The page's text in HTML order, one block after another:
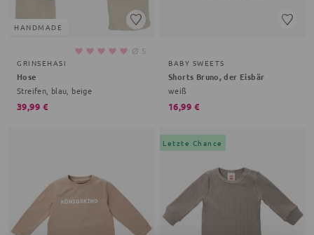
HANDMADE
⌀ 5
GRINSEHASI
Hose
Streifen, blau, beige
39,99 €
BABY SWEETS
Shorts Bruno, der Eisbär
weiß
16,99 €
Letzte Chance